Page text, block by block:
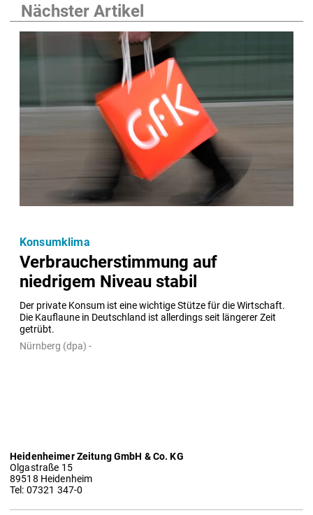
Nächster Artikel
Verbraucherstimmung auf
niedrigem Niveau stabil
Der private Konsum ist eine wichtige Stütze für die Wirtschaft.
Die Kauflaune in Deutschland ist allerdings seit längerer Zeit
getrübt.
Konsumklima
Nürnberg (dpa) -
Heidenheimer Zeitung GmbH & Co. KG
Olgastraße 15
89518 Heidenheim
Tel: 07321 347-0